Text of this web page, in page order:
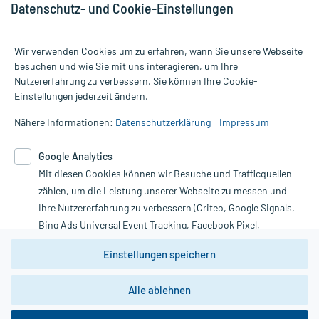
Alle Preise gelten inkl. MwSt., ggf. zzgl. Versandkosten
Informationen auf dieser Website werden ausschließlich für
die Untersuchung und Behandlung durch einen Arzt. Bitte
Therapien eingeleitet werden können. | Diese Webseite benutzt
Google Analytics. Lesen Sie bitte dazu die wichtigen Hinweise in
unserer Datenschutzerklärung. Für den Widerruf einer Bestellung
nutzen Sie das Formular:
Vertrag widerrufen
*Hinweise zu unseren Aktionen und Bewertungen
Datenschutz- und Cookie-Einstellungen
Wir verwenden Cookies um zu erfahren, wann Sie unsere Webseite
besuchen und wie Sie mit uns interagieren, um Ihre
Nutzererfahrung zu verbessern. Sie können Ihre Cookie-
Einstellungen jederzeit ändern.
Nähere Informationen: Datenschutzerklärung Impressum
Google Analytics
Mit diesen Cookies können wir Besuche und Trafficquellen
zählen, um die Leistung unserer Webseite zu messen und
Ihre Nutzererfahrung zu verbessern (Criteo, Google Signals,
Bing Ads Universal Event Tracking, Facebook Pixel,
Youtube-Social Plugin).
Wir weisen darauf hin, dass die
zwingend den Europäischen Anforderungen gem. EU-
DSGVO genügen und ein Datentransfer in Drittstaaten bzw.
Einstellungen speichern
Alle ablehnen